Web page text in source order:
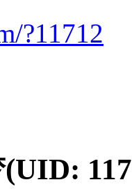
?11712
(UID: